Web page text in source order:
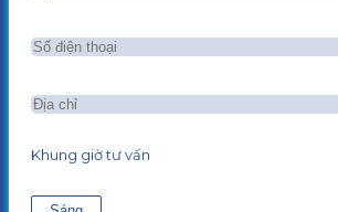
Khung giờ tư vấn